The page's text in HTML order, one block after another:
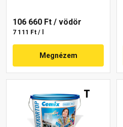
106 660 Ft / vödör
7 111 Ft / l
Megnézem